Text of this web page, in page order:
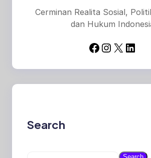
Cerminan Realita Sosial,
dan Hukum
Facebook Instagram X LinkedIn
Search